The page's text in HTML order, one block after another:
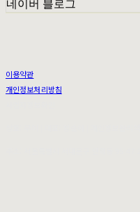
네이버 블로그
이용약관
개인정보처리방침